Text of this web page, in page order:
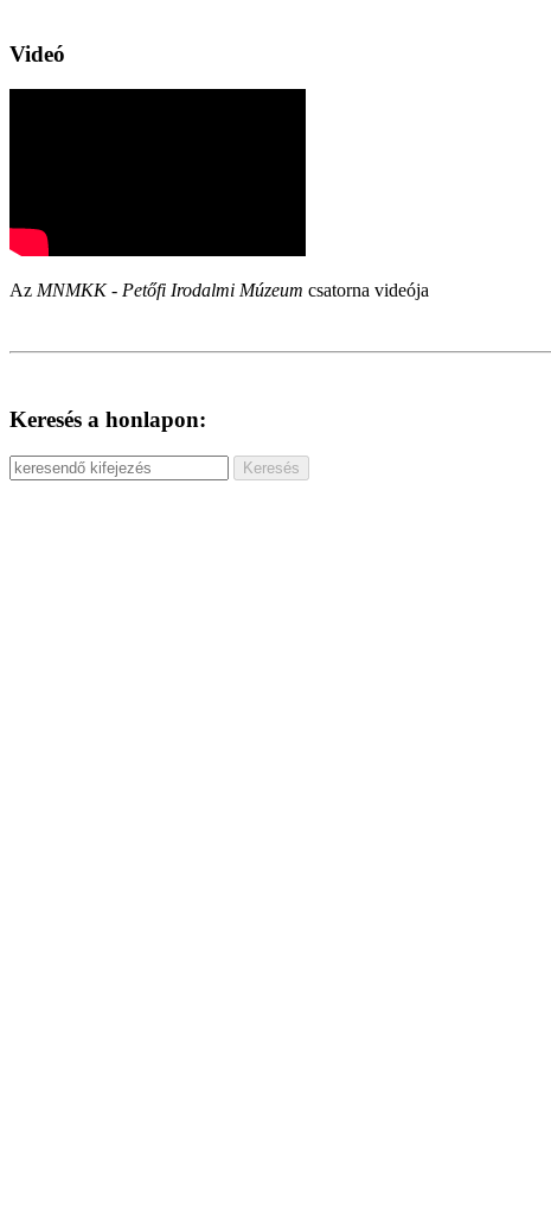
Videó
Az MNMKK - Petőfi Irodalmi Múzeum csatorna videója
Keresés a honlapon: